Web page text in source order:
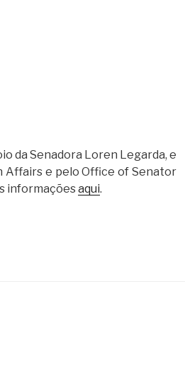
da Senadora Loren Legarda, e
Affairs e pelo Office of Senator
informaçõesaqui.